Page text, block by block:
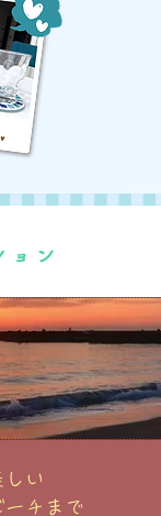
ョン
しい
ーチまで